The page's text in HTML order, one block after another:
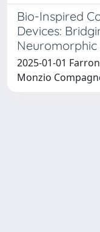
Bio-Inspired
Devices:
2025-01-01
Monzio